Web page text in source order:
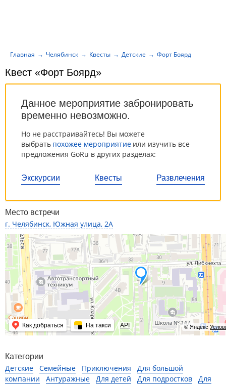
Данное мероприятие забронировать
временно невозможно.
Но не расстраивайтесь! Вы можете
выбрать похожее мероприятие или изучить все
предложения GoRu в других разделах:
Экскурсии Квесты Развлечения
Квест «Форт Боярд»
Главная Челябинск Квесты Детские Форт Боярд
Место встречи
г. Челябинск, Южная улица, 2А
© Яндекс
Как добраться На такси API
Категории
Детские Семейные Приключения
Для большой
компании
Антуражные Для детей Для подростков
Для